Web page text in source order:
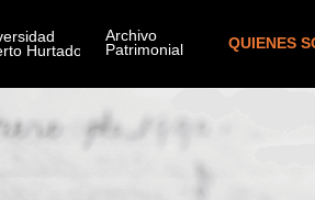
QUIENES